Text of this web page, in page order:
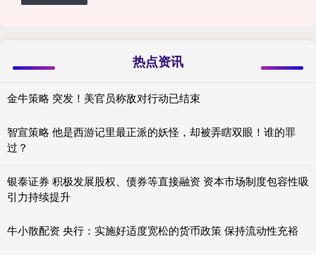
热点资讯
金牛策略 突发！美官员称敌对行动已结束
智宣策略 他是西游记里最正派的妖怪，却被弄瞎双眼！谁的罪
过？
银泰证券 积极发展股权、债券等直接融资 资本市场制度包容性吸
引力持续提升
牛小散配资 央行：实施好适度宽松的货币政策 保持流动性充裕